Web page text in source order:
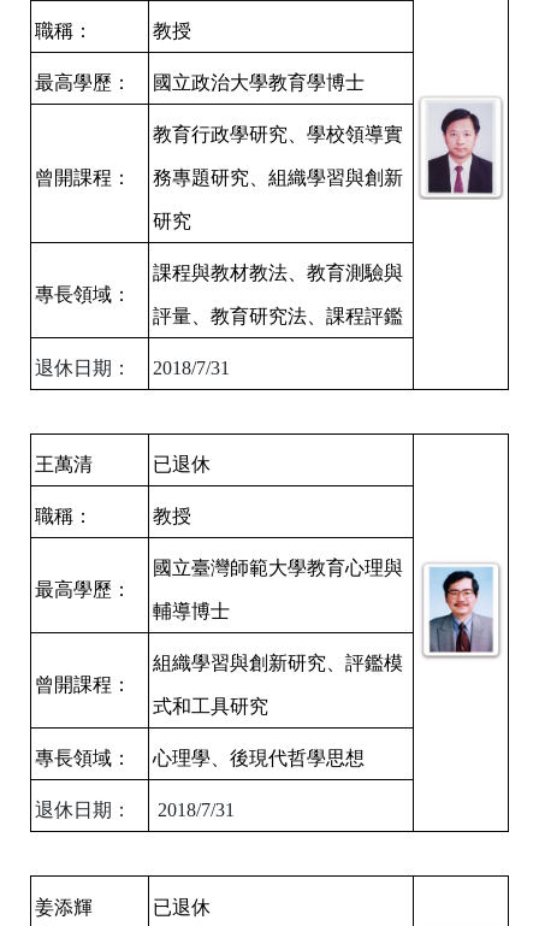
職稱： 教授
最高學歷： 國立政治大學教育學博士
曾開課程：
教育行政學研究、學校領導實
務專題研究、組織學習與創新
研究
專長領域：
課程與教材教法、教育測驗與
評量、教育研究法、課程評鑑
退休日期： 2018/7/31
王萬清 已退休
職稱： 教授
最高學歷：
國立臺灣師範大學教育心理與
輔導博士
曾開課程：
組織學習與創新研究、評鑑模
式和工具研究
專長領域： 心理學、後現代哲學思想
退休日期： 2018/7/31
姜添輝 已退休